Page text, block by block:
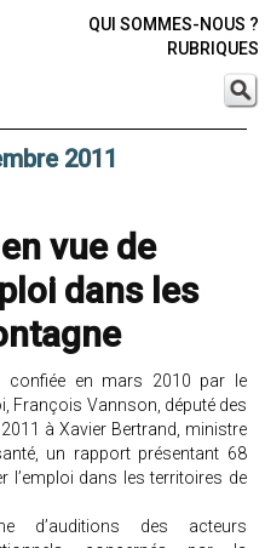
QUI SOMMES-NOUS ?
RUBRIQUES
2011
vue de
dans les
en mars 2010 par le
François Vannson, député des
à Xavier Bertrand, ministre
un rapport présentant 68
l’emploi dans les territoires de
d’auditions des acteurs